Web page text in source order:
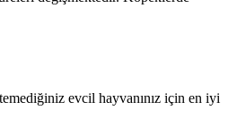
evcil hayvanınız için en iyi